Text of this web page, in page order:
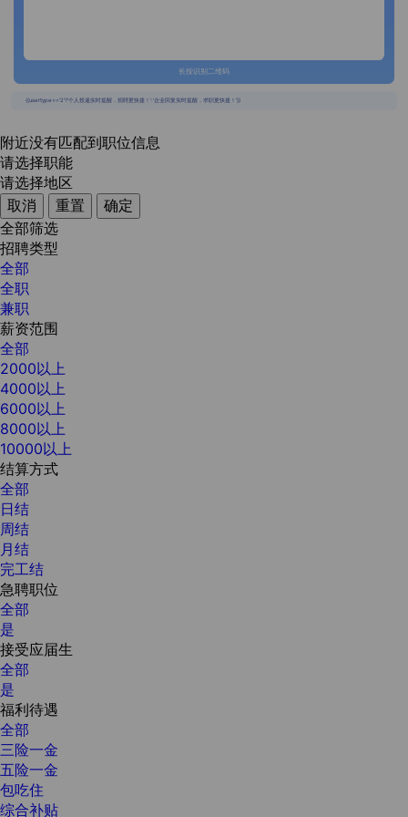
长按识别二维码
{{usertype=='2'?'个人投递实时提醒，招聘更快捷！':'企业回复实时提醒，求职更快捷！'}}
附近没有匹配到职位信息
请选择职能
请选择地区
取消
重置
确定
全部筛选
招聘类型
全部
全职
兼职
薪资范围
全部
2000以上
4000以上
6000以上
8000以上
10000以上
结算方式
全部
日结
周结
月结
完工结
急聘职位
全部
是
接受应届生
全部
是
福利待遇
全部
三险一金
五险一金
包吃住
综合补贴